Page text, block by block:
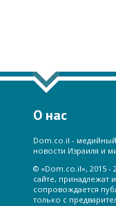
О нас
Dom.co.il -
новости Израиля и
© «Dom.co.il», 2015 -
сайте, принадлежат
сопровождается
только с